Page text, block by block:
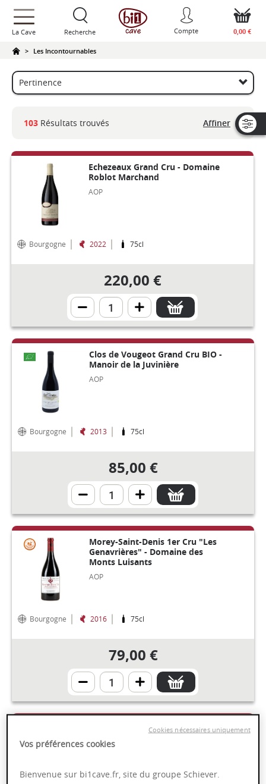
text.skipToContent
text.skipToNavigation
La Cave Recherche Compte 0,00 €
Les Incontournables
103 Résultats trouvés Affiner
Echezeaux Grand Cru - Domaine
Roblot Marchand
AOP
Bourgogne 2022 75cl
220,00 €
Clos de Vougeot Grand Cru BIO -
Manoir de la Juvinière
AOP
Bourgogne 2013 75cl
85,00 €
Morey-Saint-Denis 1er Cru "Les
Genavrières" - Domaine des
Monts Luisants
AOP
Bourgogne 2016 75cl
79,00 €
Echezeaux Grand Cru "en
Orveaux" - Maison Dominique
Laurent
Vos préférences cookies
Bienvenue sur bi1cave.fr, site du groupe Schiever.
Cookies nécessaires uniquement